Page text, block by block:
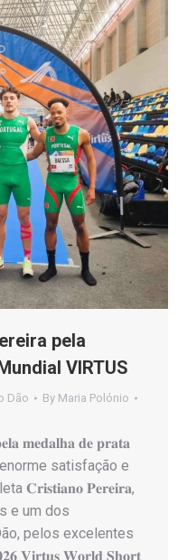
pela
VIRTUS
Dão By Maria Polónio
𝐦𝐞𝐝𝐚𝐥𝐡𝐚 𝐝𝐞 𝐩𝐫𝐚𝐭𝐚
satisfação e
𝐂𝐫𝐢𝐬𝐭𝐢𝐚𝐧𝐨 𝐏𝐞𝐫𝐞𝐢𝐫𝐚,
e um dos
pelos excelentes
𝐕𝐢𝐫𝐭𝐮𝐬 𝐖𝐨𝐫𝐥𝐝 𝐒𝐡𝐨𝐫𝐭